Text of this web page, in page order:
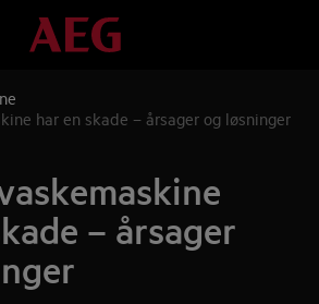
har en skade – årsager og løsninger
– årsager